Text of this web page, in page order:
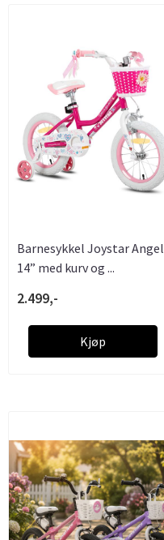
Barnesykkel Joystar Angel
14” med kurv og ...
2.499,-
Kjøp